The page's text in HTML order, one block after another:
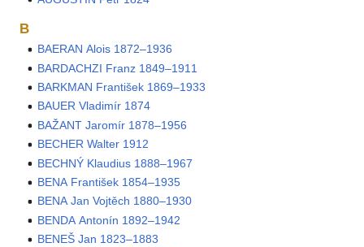
B
BAERAN Alois 1872–1936
BARDACHZI Franz 1849–1911
BARKMAN František 1869–1933
BAUER Vladimír 1874
BAŽANT Jaromír 1878–1956
BECHER Walter 1912
BECHNÝ Klaudius 1888–1967
BENA František 1854–1935
BENA Jan Vojtěch 1880–1930
BENDA Antonín 1892–1942
BENEŠ Jan 1823–1883